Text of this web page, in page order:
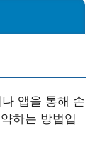
앱을 통해 손
하는 방법입